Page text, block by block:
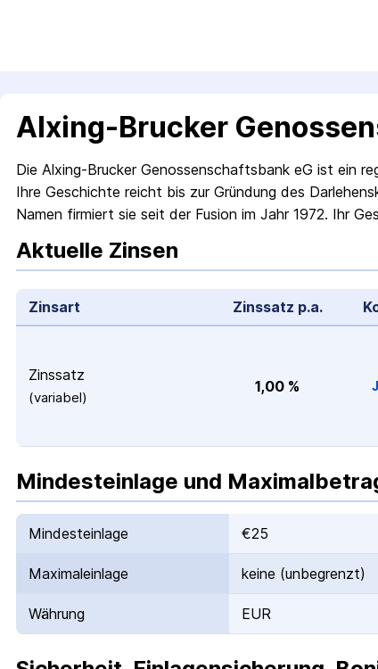
Alxing-Brucker
Die Alxing-Brucker Genossenschaftsbank eG ist ein
Ihre Geschichte reicht bis zur Gründung des
Namen firmiert sie seit der Fusion im Jahr 1972. Ihr
Aktuelle Zinsen
Zinsart Zinssatz p.a.
Zinssatz
(variabel)
1,00 %
Mindesteinlage und
Mindesteinlage €25
Maximaleinlage keine (unbegrenzt)
Währung EUR